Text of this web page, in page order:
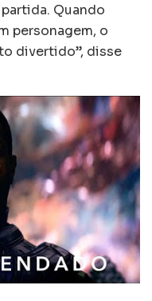
Quando
personagem, o
divertido”, disse